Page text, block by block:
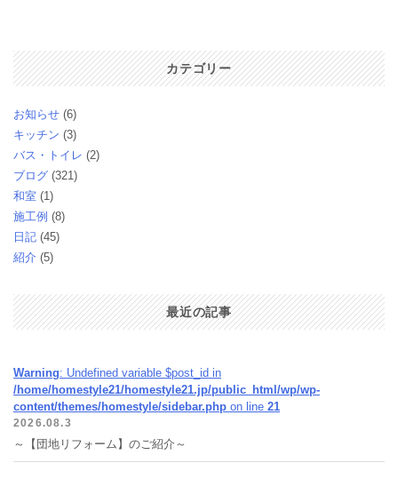
カテゴリー
お知らせ (6)
キッチン (3)
バス・トイレ (2)
ブログ (321)
和室 (1)
施工例 (8)
日記 (45)
紹介 (5)
最近の記事
Warning: Undefined variable $post_id in
/home/homestyle21/homestyle21.jp/public_html/wp/wp-
content/themes/homestyle/sidebar.php on line 21
2026.08.3
～【団地リフォーム】のご紹介～